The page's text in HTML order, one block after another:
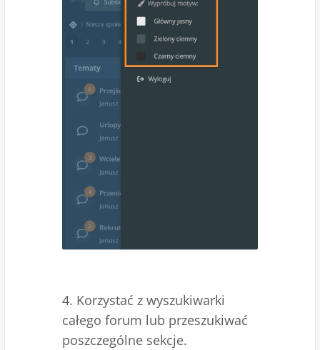
4. Korzystać z wyszukiwarki
całego forum lub przeszukiwać
poszczególne sekcje.